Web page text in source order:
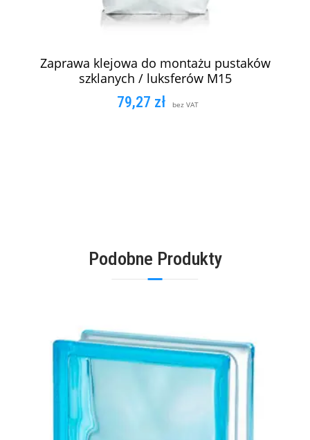
Zaprawa klejowa do montażu pustaków
szklanych / luksferów M15
79,27 zł bez VAT
Podobne Produkty